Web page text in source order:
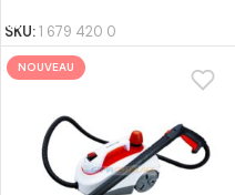
SKU:1 679 420 0
NOUVEAU